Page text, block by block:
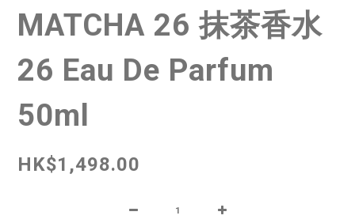
MATCHA 26 抹茶香水
26 Eau De Parfum
50ml
HK$1,498.00